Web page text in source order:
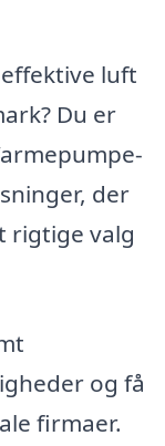
luft
Du er
der
rigtige valg
og få
firmaer.